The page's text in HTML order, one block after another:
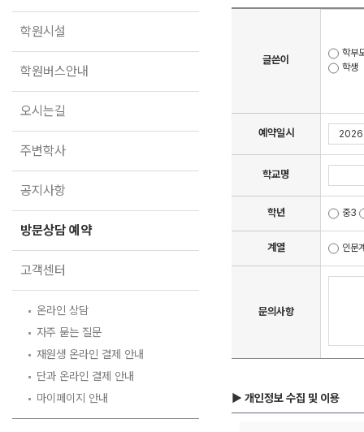
학원버스안내
오시는길
주변학사
공지사항
방문상담 예약
온라인 상담
자주 묻는 질문
재원생 온라인 결제 안내
단과 온라인 결제 안내
마이페이지 안내
학원시설
학원버스안내
오시는길
주변학사
공지사항
방문상담 예약
고객센터
온라인 상담
자주 묻는 질문
재원생 온라인 결제 안내
단과 온라인 결제 안내
마이페이지 안내
글쓴이
학부
학생
예약일시
학교명
학년 중3
계열 인문
문의사항
▶ 개인정보 수집 및 이용